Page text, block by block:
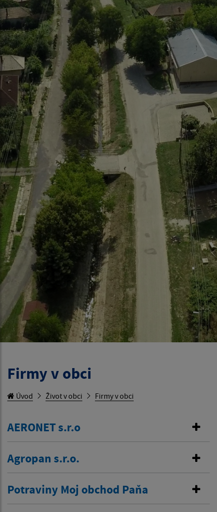
Firmy v obci
Úvod Život v obci Firmy v obci
AERONET s.r.o
Agropan s.r.o.
Potraviny Moj obchod Paňa